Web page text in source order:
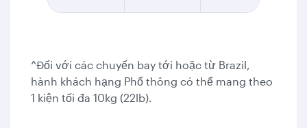
^Đối với các chuyến bay tới hoặc từ Brazil,
hành khách hạng Phổ thông có thể mang theo
1 kiện tối đa 10kg (22lb).